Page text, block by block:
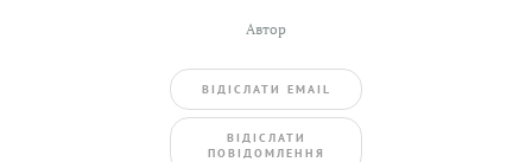
Автор
ВIДIСЛАТИ EMAIL
BIДIСЛАТИ
ПОВIДОМЛЕННЯ